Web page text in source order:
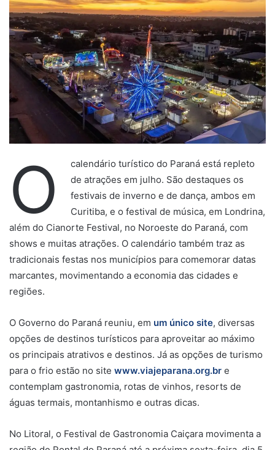
O
calendário turístico do Paraná está repleto
de atrações em julho. São destaques os
festivais de inverno e de dança, ambos em
Curitiba, e o festival de música, em Londrina,
além do Cianorte Festival, no Noroeste do Paraná, com
shows e muitas atrações. O calendário também traz as
tradicionais festas nos municípios para comemorar datas
marcantes, movimentando a economia das cidades e
regiões.
O Governo do Paraná reuniu, em um único site, diversas
opções de destinos turísticos para aproveitar ao máximo
os principais atrativos e destinos. Já as opções de turismo
para o frio estão no site www.viajeparana.org.br e
contemplam gastronomia, rotas de vinhos, resorts de
águas termais, montanhismo e outras dicas.
No Litoral, o Festival de Gastronomia Caiçara movimenta a